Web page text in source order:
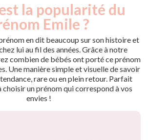
la popularité du
Emile ?
en dit beaucoup sur son histoire et
lui au fil des années. Grâce à notre
combien de bébés ont porté ce prénom
Une manière simple et visuelle de savoir
rare ou en plein retour. Parfait
choisir un prénom qui correspond à vos
envies !